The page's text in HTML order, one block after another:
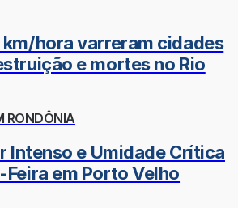
km/hora varreram cidades
e mortes no Rio
RONDÔNIA
Intenso e Umidade Crítica
em Porto Velho